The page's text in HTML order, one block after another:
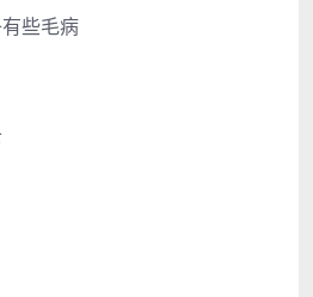
些毛病